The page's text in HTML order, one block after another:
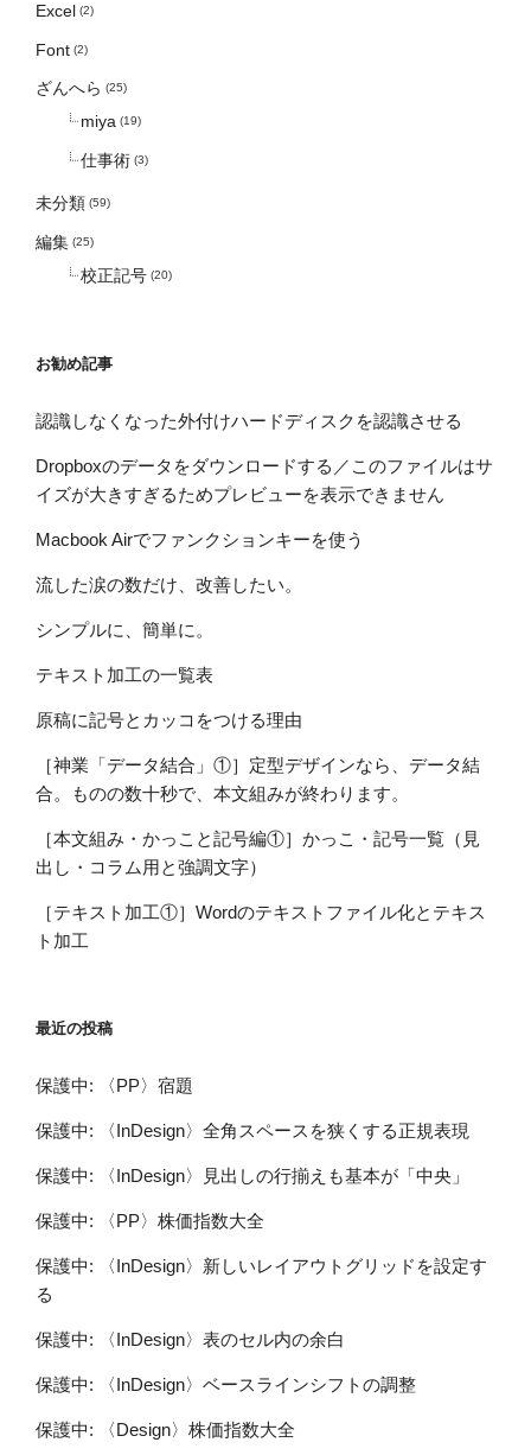
Excel (2)
Font (2)
ざんへら (25)
miya (19)
仕事術 (3)
未分類 (59)
編集 (25)
校正記号 (20)
お勧め記事
認識しなくなった外付けハードディスクを認識させる
Dropboxのデータをダウンロードする／このファイルはサ
イズが大きすぎるためプレビューを表示できません
Macbook Airでファンクションキーを使う
流した涙の数だけ、改善したい。
シンプルに、簡単に。
テキスト加工の一覧表
原稿に記号とカッコをつける理由
［神業「データ結合」①］定型デザインなら、データ結
合。ものの数十秒で、本文組みが終わります。
［本文組み・かっこと記号編①］かっこ・記号一覧（見
出し・コラム用と強調文字）
［テキスト加工①］Wordのテキストファイル化とテキス
ト加工
最近の投稿
保護中: 〈PP〉宿題
保護中: 〈InDesign〉全角スペースを狭くする正規表現
保護中: 〈InDesign〉見出しの行揃えも基本が「中央」
保護中: 〈PP〉株価指数大全
保護中: 〈InDesign〉新しいレイアウトグリッドを設定す
る
保護中: 〈InDesign〉表のセル内の余白
保護中: 〈InDesign〉ベースラインシフトの調整
保護中: 〈Design〉株価指数大全